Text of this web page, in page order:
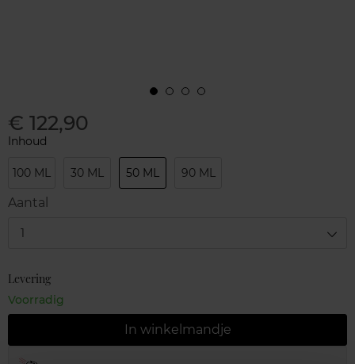
€ 122,90
Inhoud
100 ML 30 ML 50 ML 90 ML
Aantal
1
Levering
Voorradig
In winkelmandje